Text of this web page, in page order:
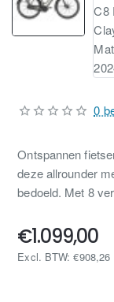
Ontspannen
deze allrounder
bedoeld. Met 8
0
€1.099,00
Excl. BTW: €908,26